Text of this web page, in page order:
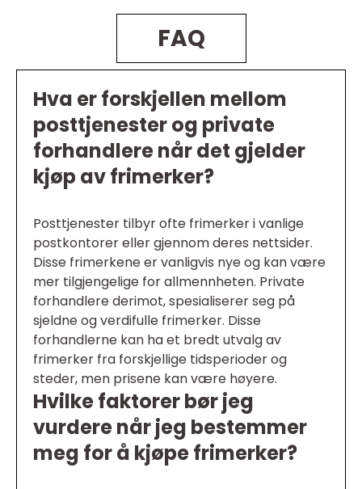
FAQ
Hva er forskjellen mellom
posttjenester og private
forhandlere når det gjelder
kjøp av frimerker?
Posttjenester tilbyr ofte frimerker i vanlige
postkontorer eller gjennom deres nettsider.
Disse frimerkene er vanligvis nye og kan være
mer tilgjengelige for allmennheten. Private
forhandlere derimot, spesialiserer seg på
sjeldne og verdifulle frimerker. Disse
forhandlerne kan ha et bredt utvalg av
frimerker fra forskjellige tidsperioder og
steder, men prisene kan være høyere.
Hvilke faktorer bør jeg
vurdere når jeg bestemmer
meg for å kjøpe frimerker?